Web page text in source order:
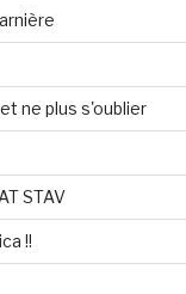
ne plus s'oublier
STAV
!!